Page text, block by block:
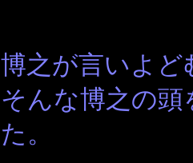
博之が言いよど
そんな博之の
た。